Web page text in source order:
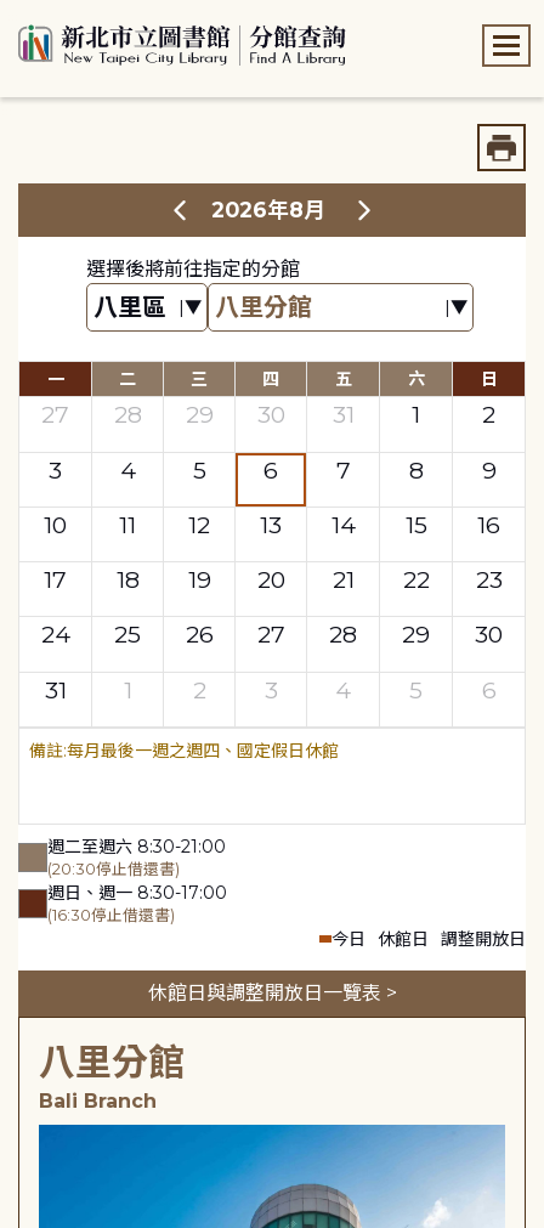
2026年8月
選擇後將前往指定的分館
一 二 三 四 五 六 日
27 28 29 30 31 1
2
3
4 5 6 7 8
9
10
11 12 13 14 15
16
17
18 19 20 21 22
23
24
25 26 27 28 29
30
31
1 2 3 4 5 6
每月最後一週之週四、國定假日休館
週二至週六 8:30-21:00
(20:30停止借還書)
週日、週一 8:30-17:00
(16:30停止借還書)
今日 休館日 調整開放日
休館日與調整開放日一覽表 >
八里分館
Bali Branch